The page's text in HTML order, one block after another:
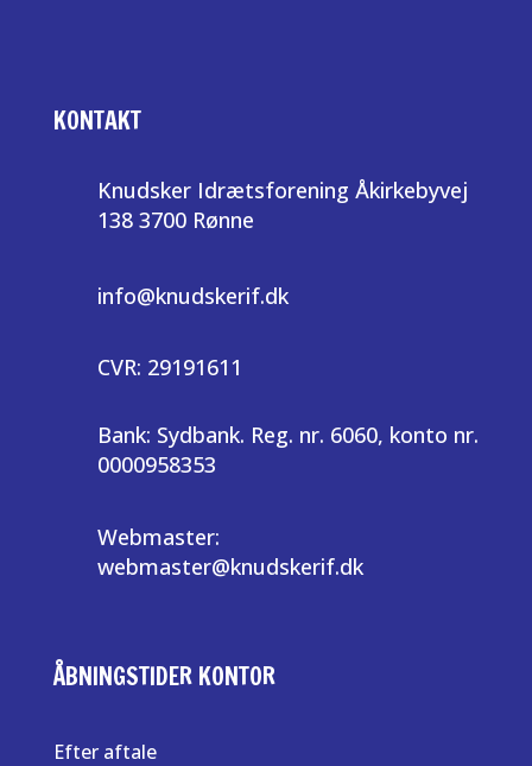
KONTAKT
Knudsker Idrætsforening Åkirkebyvej
138 3700 Rønne
info@knudskerif.dk
CVR: 29191611
Bank: Sydbank. Reg. nr. 6060, konto nr.
0000958353
Webmaster:
webmaster@knudskerif.dk
ÅBNINGSTIDER KONTOR
Efter aftale